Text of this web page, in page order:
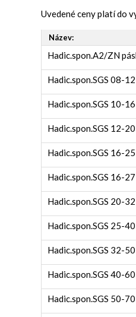
Uvedené ceny platí do
Název:
Hadic.spon.A2/ZN
Hadic.spon.SGS 08-
Hadic.spon.SGS 10-
Hadic.spon.SGS 12-
Hadic.spon.SGS 16-
Hadic.spon.SGS 16-
Hadic.spon.SGS 20-
Hadic.spon.SGS 25-
Hadic.spon.SGS 32-
Hadic.spon.SGS 40-
Hadic.spon.SGS 50-